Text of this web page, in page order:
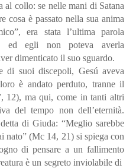
al collo: se nelle mani di Satana
è passato nella sua anima
era stata l’ultima parola
ed egli non poteva averla
dimenticato il suo sguardo.
di suoi discepoli, Gesú aveva
è andato perduto, tranne il
12), ma qui, come in tanti altri
del tempo non dell’eternità.
di Giuda: “Meglio sarebbe
nato” (Mc 14, 21) si spiega con
di pensare a un fallimento
è un segreto inviolabile di